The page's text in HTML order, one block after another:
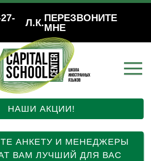
Л.К.ПЕРЕЗВОНИТЕ
МНЕ
НАШИ АКЦИИ!
АНКЕТУ И МЕНЕДЖЕРЫ
ВАМ ЛУЧШИЙ ДЛЯ ВАС